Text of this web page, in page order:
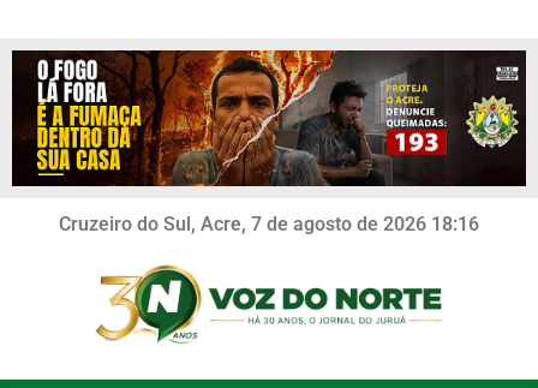
Cruzeiro do Sul, Acre, 7 de agosto de 2026 18:16